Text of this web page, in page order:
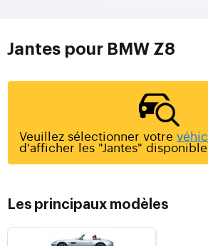
Jantes pour BMW Z8
Veuillez sélectionner votre
d'afficher les "Jantes"
Les principaux modèles